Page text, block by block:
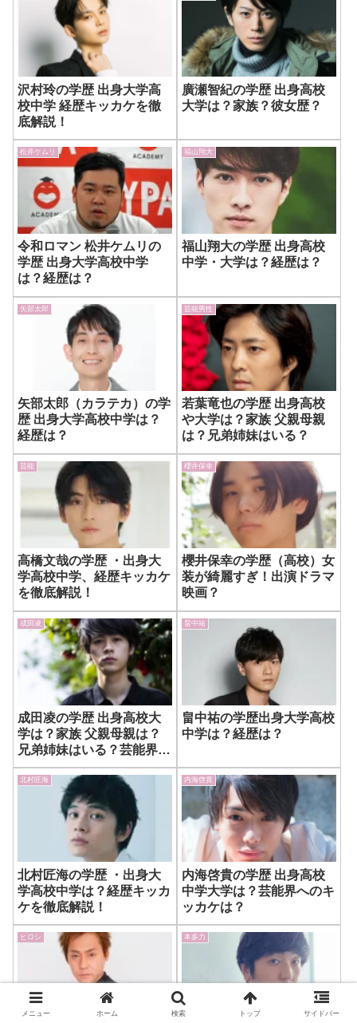
沢村玲の学歴 出身大学高
校中学 経歴キッカケを徹
底解説！
廣瀬智紀の学歴 出身高校
大学は？家族？彼女歴？
松井ケムリ
令和ロマン 松井ケムリの
学歴 出身大学高校中学
は？経歴は？
福山翔大
福山翔大の学歴 出身高校
中学・大学は？経歴は？
矢部太郎
矢部太郎（カラテカ）の学
歴 出身大学高校中学は？
経歴は？
芸能男性
若葉竜也の学歴 出身高校
や大学は？家族 父親母親
は？兄弟姉妹はいる？
芸能
高橋文哉の学歴 ・出身大
学高校中学、経歴キッカケ
を徹底解説！
櫻井保幸
櫻井保幸の学歴（高校）女
装が綺麗すぎ！出演ドラマ
映画？
成田凌
成田凌の学歴 出身高校大
学は？家族 父親母親は？
兄弟姉妹はいる？芸能界へ
のキッカケ？
畠中祐
畠中祐の学歴出身大学高校
中学は？経歴は？
北村匠海
北村匠海の学歴 ・出身大
学高校中学は？経歴キッカ
ケを徹底解説！
内海啓貴
内海啓貴の学歴 出身高校
中学大学は？芸能界へのキ
ッカケは？
ヒロシ 本多力
メニュー ホーム 検索 トップ サイドバー